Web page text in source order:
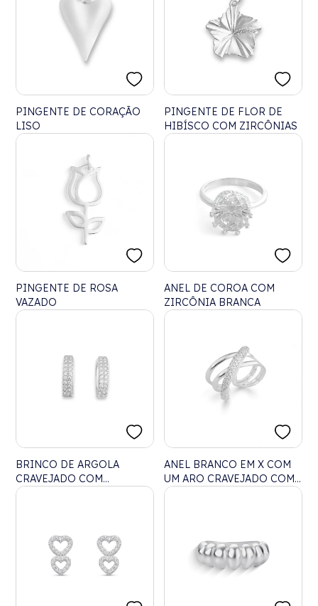
PINGENTE DE CORAÇÃO
LISO
PINGENTE DE FLOR DE
HIBÍSCO COM ZIRCÔNIAS
PINGENTE DE ROSA
VAZADO
ANEL DE COROA COM
ZIRCÔNIA BRANCA
BRINCO DE ARGOLA
CRAVEJADO COM
ZIRCÔNIAS
ANEL BRANCO EM X COM
UM ARO CRAVEJADO COM
ZIRCÔNIAS